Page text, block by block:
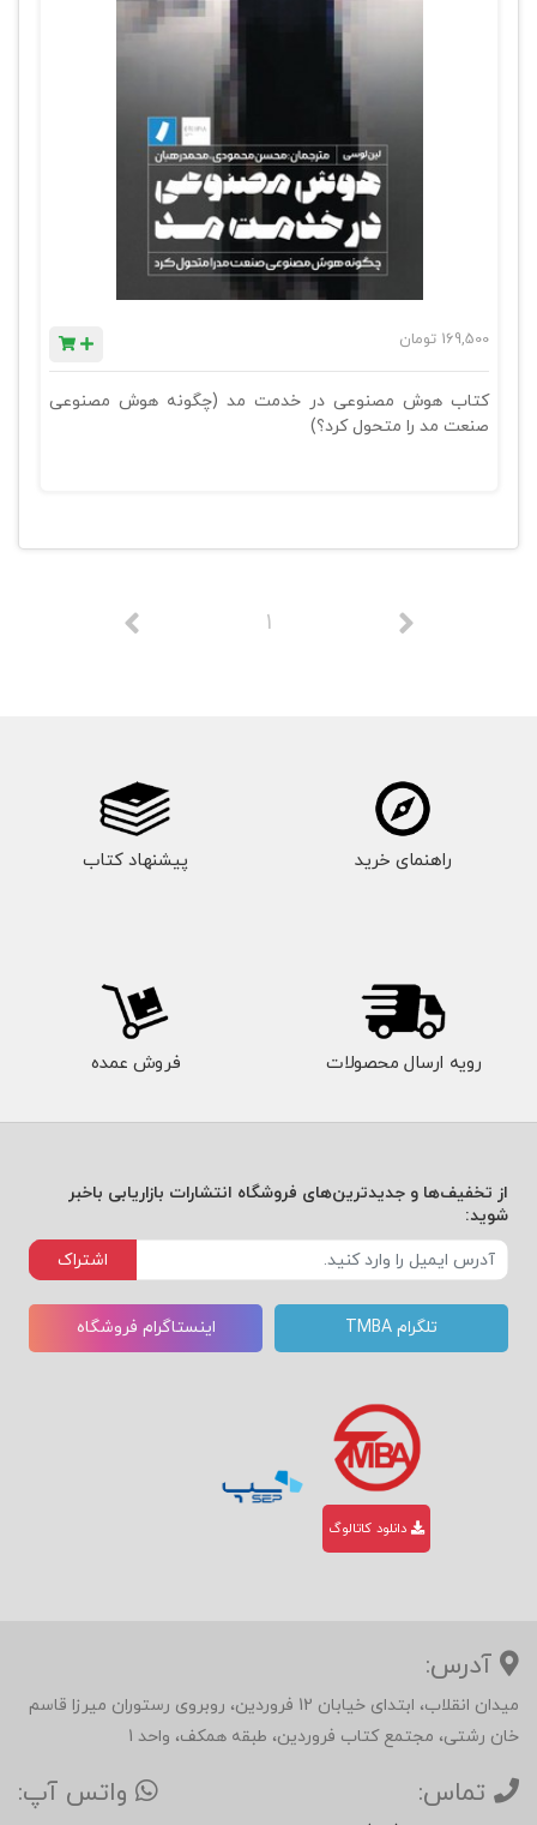
169,500 تومان
کتاب هوش مصنوعی در خدمت مد (چگونه هوش مصنوعی
صنعت مد را متحول کرد؟)
1
راهنمای خرید پیشنهاد کتاب
رویه ارسال محصولات فروش عمده
از تخفیف‌ها و جدیدترین‌های فروشگاه انتشارات بازاریابی باخبر
شوید:
اشتراک
تلگرام TMBA اینستاگرام فروشگاه
دانلود کاتالوگ
آدرس:
میدان انقلاب، ابتدای خیابان 12 فروردین، روبروی رستوران میرزا قاسم
خان رشتی، مجتمع کتاب فروردین، طبقه همکف، واحد 1
تماس: واتس آپ: